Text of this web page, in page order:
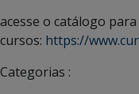
acesse o catálogo
cursos: https://
Categorias :